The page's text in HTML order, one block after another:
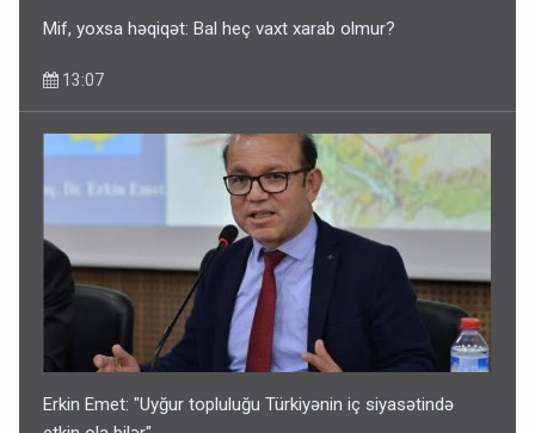
Mif, yoxsa həqiqət: Bal heç vaxt xarab olmur?
13:07
Erkin Emet: "Uyğur topluluğu Türkiyənin iç siyasətində